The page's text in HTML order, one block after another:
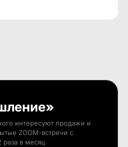
интересуют продажи и
ZOOM-встречи с
раза в месяц